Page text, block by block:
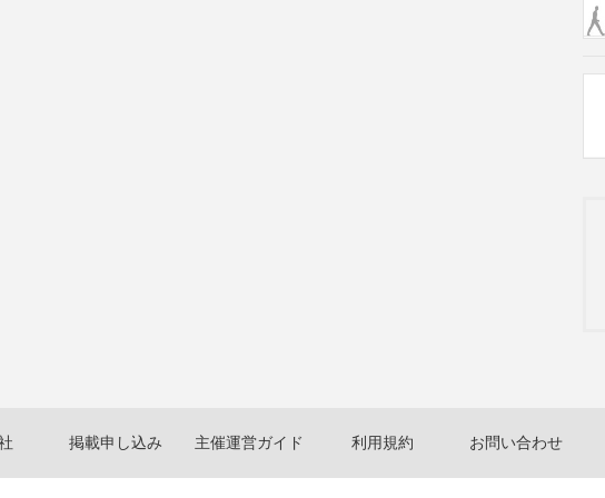
掲載申し込み 主催運営ガイド 利用規約 お問い合わせ